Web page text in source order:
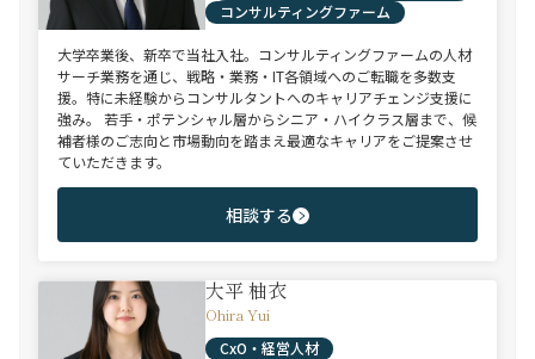
コンサルティングファーム
大学卒業後、新卒で当社入社。コンサルティングファームの人材
サーチ業務を通じ、戦略・業務・IT各領域へのご転職を多数支
援。特に未経験からコンサルタントへのキャリアチェンジ支援に
強み。 若手・ポテンシャル層からシニア・ハイクラス層まで、候
補者様のご志向と市場動向を踏まえ最適なキャリアをご提案させ
ていただきます。
相談する
大平 柚衣
Ohira Yui
CxO・経営人材